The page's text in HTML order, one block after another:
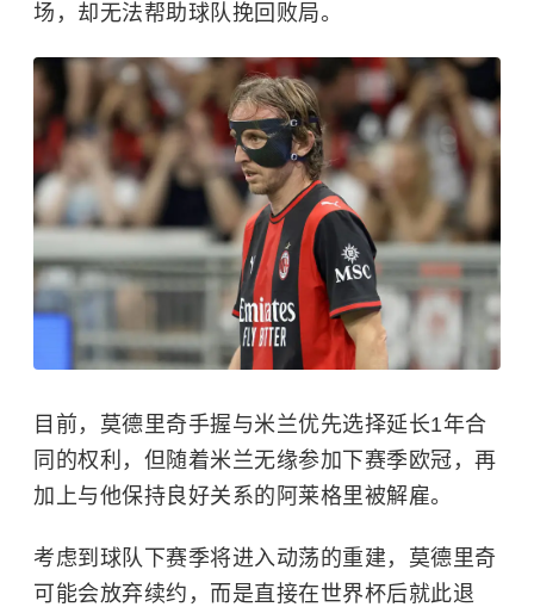
场，却无法帮助球队挽回败局。
目前，莫德里奇手握与米兰优先选择延长1年合
同的权利，但随着米兰无缘参加下赛季欧冠，再
加上与他保持良好关系的阿莱格里被解雇。
考虑到球队下赛季将进入动荡的重建，莫德里奇
可能会放弃续约，而是直接在世界杯后就此退